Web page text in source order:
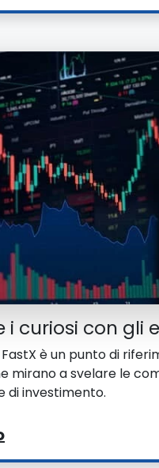
i curiosi con gli
è un punto di
mirano a svelare le
di investimento.